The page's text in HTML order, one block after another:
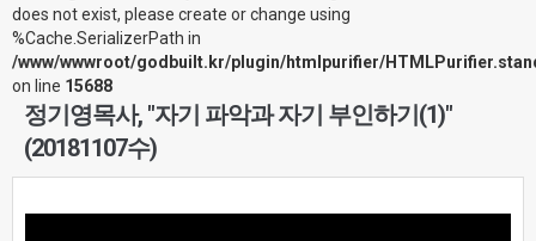
does not exist, please create or change using
%Cache.SerializerPath in
/www/wwwroot/godbuilt.kr/plugin/htmlpurifier/
on line 15688
정기영목사, "자기 파악과 자기 부인하기(1)"
(20181107수)